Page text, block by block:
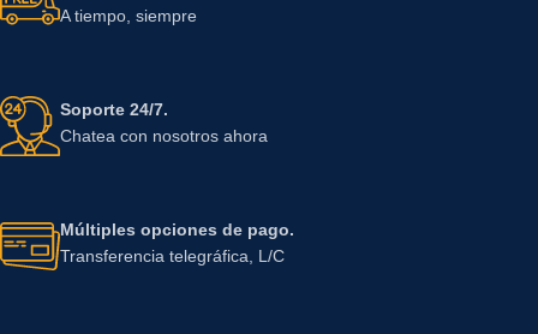
A tiempo, siempre
Soporte 24/7.
Chatea con nosotros ahora
Múltiples opciones de pago.
Transferencia telegráfica, L/C